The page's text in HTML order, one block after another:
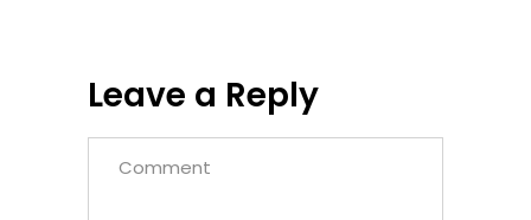
Leave a Reply